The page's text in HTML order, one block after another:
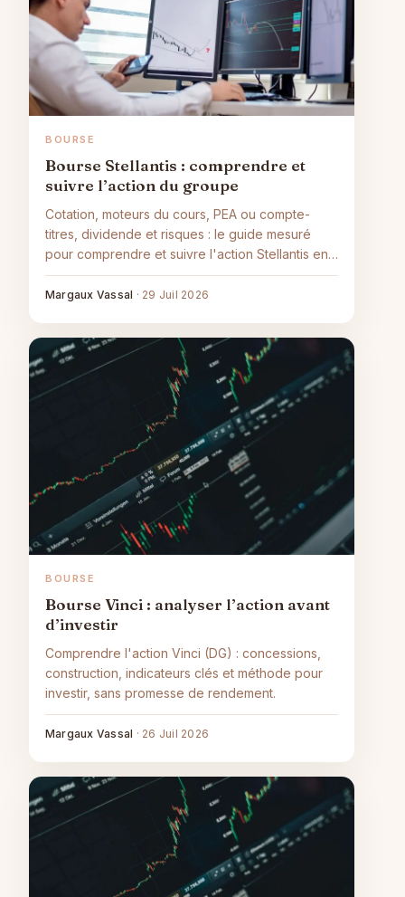
BOURSE
Bourse Stellantis : comprendre et
suivre l’action du groupe
Cotation, moteurs du cours, PEA ou compte-
titres, dividende et risques : le guide mesuré
pour comprendre et suivre l'action Stellantis en
Bourse.
Margaux Vassal · 29 Juil 2026
BOURSE
Bourse Vinci : analyser l’action avant
d’investir
Comprendre l'action Vinci (DG) : concessions,
construction, indicateurs clés et méthode pour
investir, sans promesse de rendement.
Margaux Vassal · 26 Juil 2026